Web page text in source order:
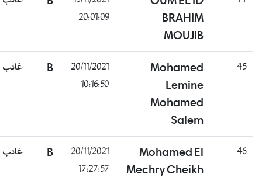
BRAHIM
MOUJIB
20:01:09
45
Mohamed
Lemine
Mohamed
Salem
20/11/2021
10:16:50
B غائب
46
Mohamed El
Mechry Cheikh
20/11/2021
17:27:57
B غائب